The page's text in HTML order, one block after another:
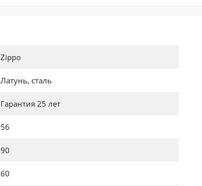
Zippo
Латунь, сталь
Гарантия 25 лет
56
90
60